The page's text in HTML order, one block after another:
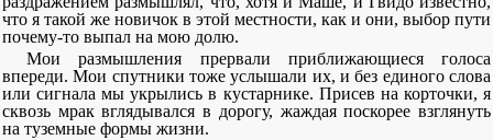
что я такой же новичок в этой местности, как и они, выбор пути
почему-то выпал на мою долю.
Мои размышления прервали приближающиеся голоса
впереди. Мои спутники тоже услышали их, и без единого слова
или сигнала мы укрылись в кустарнике. Присев на корточки, я
сквозь мрак вглядывался в дорогу, жаждая поскорее взглянуть
на туземные формы жизни.